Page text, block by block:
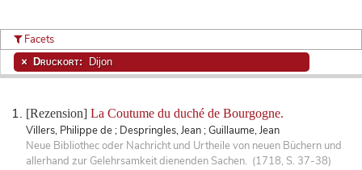
[Rezension] La Coutume du duché de Bourgogne.
Villers, Philippe de ; Despringles, Jean ; Guillaume, Jean
Neue Bibliothec oder Nachricht und Urtheile von neuen Büchern und
allerhand zur Gelehrsamkeit dienenden Sachen. (1718, S. 37-38)
Facets
Druckort: Dijon